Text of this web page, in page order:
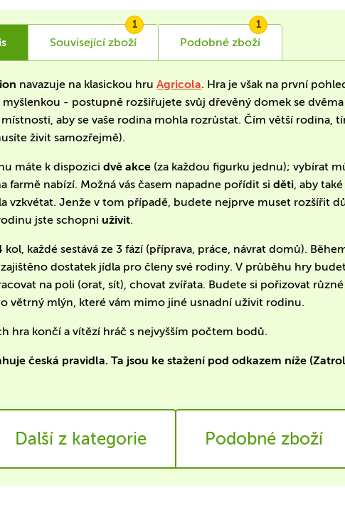
Související zboží
1
Podobné zboží
1
navazuje na klasickou hruAgricola. Hra je však na první
myšlenkou - postupně rozšiřujete svůj dřevěný domek se
místnosti, aby se vaše rodina mohla rozrůstat. Čím větší rodina,
živit samozřejmě).
máte k dispozicidvě akce (za každou figurku jednu); vybírat
farmě nabízí. Možná vás časem napadne pořídit siděti, aby
vzkvétat. Jenže v tom případě, budete nejprve muset rozšířit
jste schopni uživit.
kol, každé sestává ze 3 fází (příprava, práce, návrat domů).
dostatek jídla pro členy své rodiny. V průběhu hry
na poli (orat, sít), chovat zvířata. Budete si pořizovat
větrný mlýn, které vám mimo jiné usnadní uživit rodinu.
hra končí a vítězí hráč s nejvyšším počtem bodů.
česká pravidla. Ta jsou ke stažení pod odkazem níže
Další z kategorie Podobné zboží